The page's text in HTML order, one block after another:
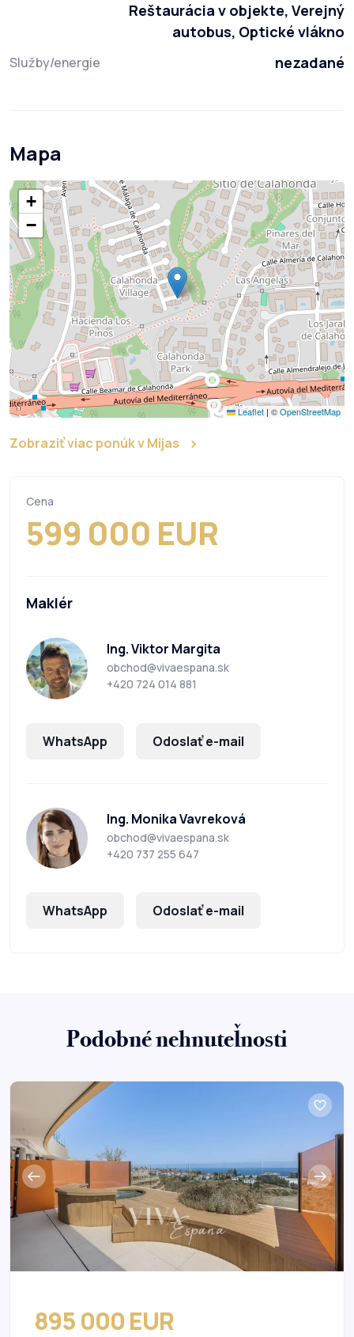
Reštaurácia v objekte, Verejný
autobus, Optické vlákno
Služby/energie nezadané
Mapa
+
−
Leaflet | ©OpenStreetMap
Zobraziť viac ponúk v Mijas
Cena
599 000 EUR
Maklér
Ing. Viktor Margita
obchod@vivaespana.sk
+420 724 014 881
WhatsApp Odoslať e-mail
Ing. Monika Vavreková
obchod@vivaespana.sk
+420 737 255 647
WhatsApp Odoslať e-mail
Podobné nehnuteľnosti
895 000 EUR